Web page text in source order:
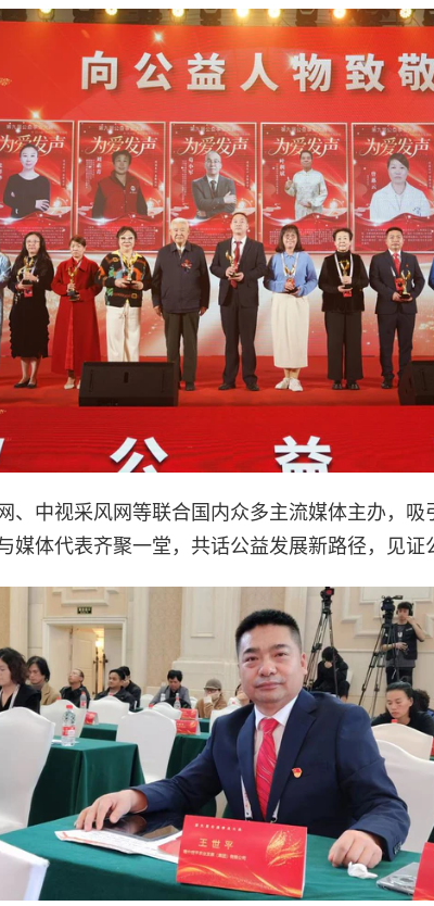
、中视采风网等联合国内众多主流媒体主办，
媒体代表齐聚一堂，共话公益发展新路径，见证